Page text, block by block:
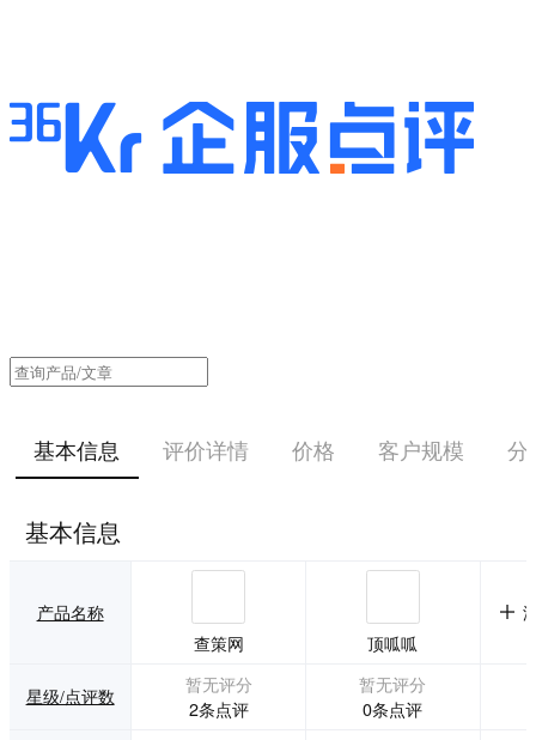
基本信息 评价详情 价格 客户规模 分
基本信息
产品名称
查策网
顶呱呱
星级/点评数
暂无评分
2条点评
暂无评分
0条点评